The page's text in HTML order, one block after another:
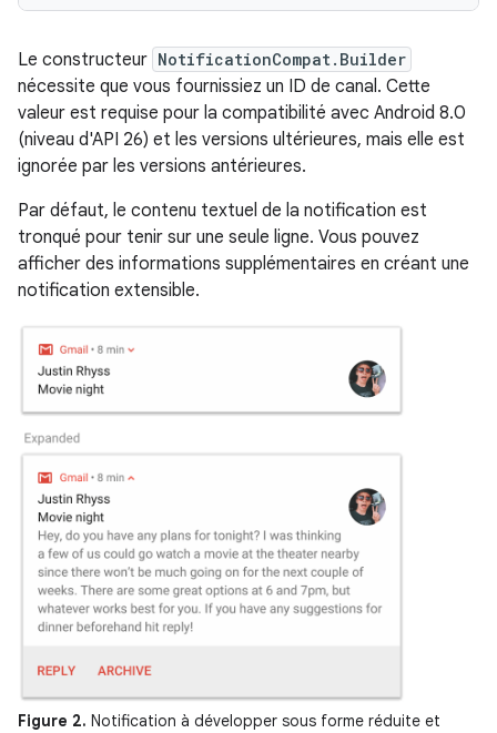
Le constructeur NotificationCompat.Builder
nécessite que vous fournissiez un ID de canal. Cette
valeur est requise pour la compatibilité avec Android 8.0
(niveau d'API 26) et les versions ultérieures, mais elle est
ignorée par les versions antérieures.
Par défaut, le contenu textuel de la notification est
tronqué pour tenir sur une seule ligne. Vous pouvez
afficher des informations supplémentaires en créant une
notification extensible.
Figure 2. Notification à développer sous forme réduite et